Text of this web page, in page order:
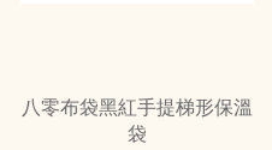
八零布袋黑紅手提梯形保溫
袋